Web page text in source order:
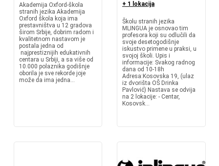
Akademija Oxford-škola
stranih jezika Akademija
Oxford škola koja ima
prestavništva u 12 gradova
širom Srbije, dobrim radom i
kvalitetnom nastavom je
postala jedna od
najprestiznijih edukativnih
centara u Srbiji, a sa više od
10.000 polaznika godišnje
oborila je sve rekorde joje
može da ima jedna...
+ 1 lokacija
Školu stranih jezika
MLINGUA je osnovao tim
profesora koji su odlučili da
svoje desetogodišnje
iskustvo primene u praksi, u
svojoj školi. Upis i
informacije: Svakog radnog
dana od 10-18h
Adresa:Kosovska 19, (ulaz
iz dvorišta OŠ Drinka
Pavlović) Nastava se odvija
na 2 lokacije: - Centar,
Kosovsk...